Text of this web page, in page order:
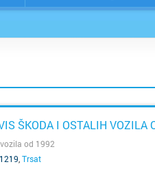
ŠKODA I OSTALIH VOZILA
od 1992
Trsat